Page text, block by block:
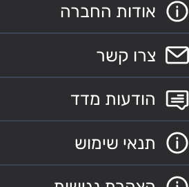
אודות החברה
צרו קשר
הודעות מדד
תנאי שימוש